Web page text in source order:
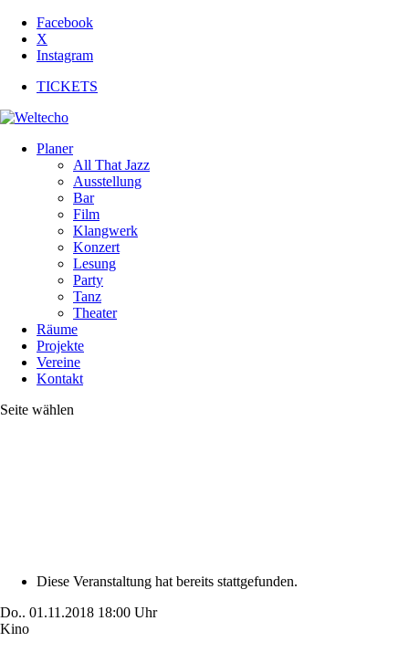
Facebook
X
Instagram
TICKETS
Planer
All That Jazz
Ausstellung
Bar
Film
Klangwerk
Konzert
Lesung
Party
Tanz
Theater
Räume
Projekte
Vereine
Kontakt
Seite wählen
Diese Veranstaltung hat bereits stattgefunden.
Do.. 01.11.2018 18:00 Uhr
Kino